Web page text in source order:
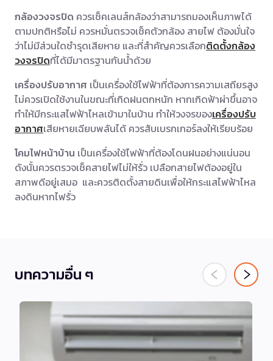
กล้องวงจรปิด ควรเช็คเลนส์กล้องว่าสามารถมองเห็นภาพได้
ตามปกติหรือไม่ ควรหมั่นตรวจเช็คตัวกล้อง สายไฟ ต้องมั่นใจ
ว่าไม่มีส่วนใดชำรุดเสียหาย และที่สำคัญควรเลือกติดตั้งกล้อง
วงจรปิดที่ได้มีมาตรฐานกันน้ำด้วย
เครื่องปรับอากาศ เป็นเครื่องใช้ไฟฟ้าที่ต้องการความเสถียรสูง
ไม่ควรเปิดใช้งานในขณะที่เกิดฝนตกหนัก หากเกิดฟ้าผ่าขึ้นอาจ
ทำให้มีกระแสไฟฟ้าไหลเข้ามาในบ้าน ทำให้วงจรของเครื่องปรับ
อากาศเสียหายเฉียบพลันได้ ควรสับเบรกเกอร์ลงให้เรียบร้อย
โคมไฟหน้าบ้าน เป็นเครื่องใช้ไฟฟ้าที่ต้องโดนฝนอย่างแน่นอน
ดังนั้นควรตรวจเช็คสายไฟไม่ให้รั่ว เปลือกสายไฟต้องอยู่ใน
สภาพดีอยู่เสมอ และควรติดตั้งสายดินเพื่อให้กระแสไฟฟ้าไหล
ลงดินหากไฟรั่ว
บทความอื่น ๆ